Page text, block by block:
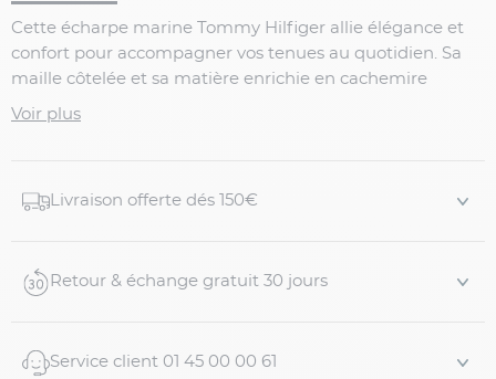
Cette écharpe marine Tommy Hilfiger allie élégance et
confort pour accompagner vos tenues au quotidien. Sa
maille côtelée et sa matière enrichie en cachemire
offrent douceur, chaleur et raffinement pendant toute la
Écharpe grande taille marine
Logo Tommy Hilfiger brodé
Style sobre et intemporel
Composition : 50% coton bio, 45% coton, 5% cachemire
Voir plus
Livraison offerte dés 150€
Retour & échange gratuit 30 jours
Service client 01 45 00 00 61